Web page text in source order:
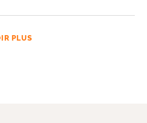
PLUS